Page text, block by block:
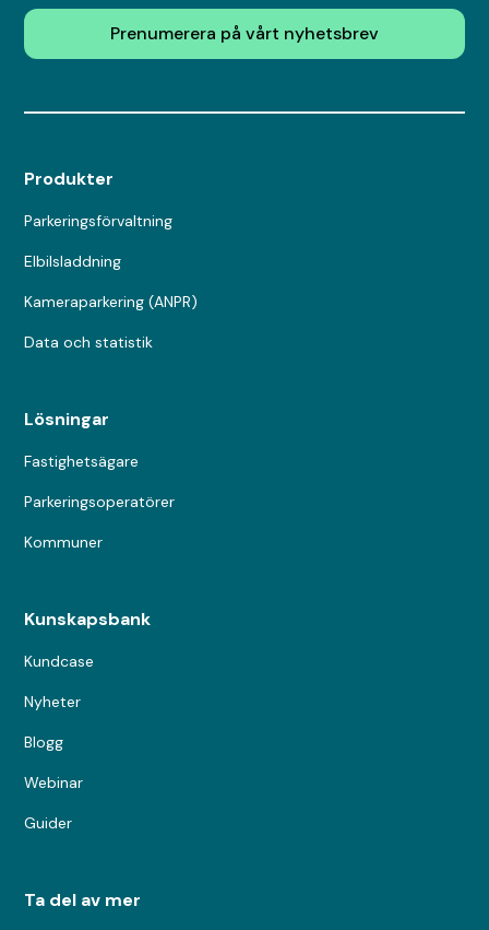
Prenumerera på vårt nyhetsbrev
Produkter
Parkeringsförvaltning
Elbilsladdning
Kameraparkering (ANPR)
Data och statistik
Lösningar
Fastighetsägare
Parkeringsoperatörer
Kommuner
Kunskapsbank
Kundcase
Nyheter
Blogg
Webinar
Guider
Ta del av mer